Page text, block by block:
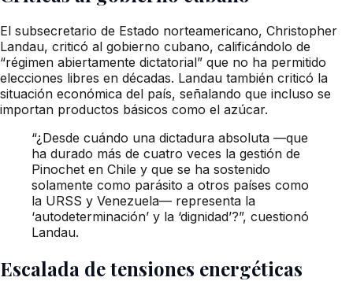
El subsecretario de Estado norteamericano, Christopher
Landau, criticó al gobierno cubano, calificándolo de
“régimen abiertamente dictatorial” que no ha permitido
elecciones libres en décadas. Landau también criticó la
situación económica del país, señalando que incluso se
importan productos básicos como el azúcar.
“¿Desde cuándo una dictadura absoluta —que
ha durado más de cuatro veces la gestión de
Pinochet en Chile y que se ha sostenido
solamente como parásito a otros países como
la URSS y Venezuela— representa la
‘autodeterminación’ y la ‘dignidad’?”, cuestionó
Landau.
Escalada de tensiones energéticas